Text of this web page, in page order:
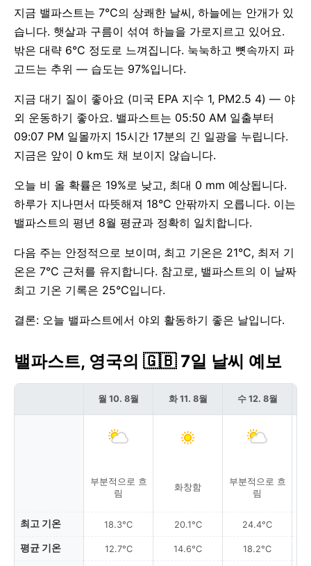
지금 밸파스트는 7°C의 상쾌한 날씨, 하늘에는 안개가 있
습니다. 햇살과 구름이 섞여 하늘을 가로지르고 있어요.
밖은 대략 6°C 정도로 느껴집니다. 눅눅하고 뼛속까지 파
고드는 추위 — 습도는 97%입니다.
지금 대기 질이 좋아요 (미국 EPA 지수 1, PM2.5 4) — 야
외 운동하기 좋아요. 밸파스트는 05:50 AM 일출부터
09:07 PM 일몰까지 15시간 17분의 긴 일광을 누립니다.
지금은 앞이 0 km도 채 보이지 않습니다.
오늘 비 올 확률은 19%로 낮고, 최대 0 mm 예상됩니다.
하루가 지나면서 따뜻해져 18°C 안팎까지 오릅니다. 이는
밸파스트의 평년 8월 평균과 정확히 일치합니다.
다음 주는 안정적으로 보이며, 최고 기온은 21°C, 최저 기
온은 7°C 근처를 유지합니다. 참고로, 밸파스트의 이 날짜
최고 기온 기록은 25°C입니다.
결론: 오늘 밸파스트에서 야외 활동하기 좋은 날입니다.
밸파스트, 영국의 🇬🇧 7일 날씨 예보
최고 기온
평균 기온
월 10. 8월
부분적으로 흐
림
18.3°C
12.7°C
화 11. 8월
화창함
20.1°C
14.6°C
수 12. 8월
부분적으로 흐
림
24.4°C
18.2°C